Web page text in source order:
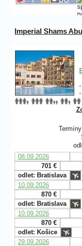
Imperial Shams
-
-
08.09.2026
701 €
odlet: Bratislava
10.09.2026
870 €
odlet: Bratislava
10.09.2026
870 €
odlet: Košice
29.09.2026